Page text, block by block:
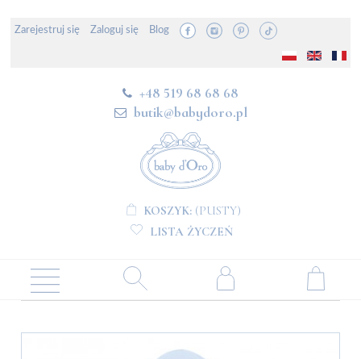
Zarejestruj się Zaloguj się Blog
+48 519 68 68 68
butik@babydoro.pl
KOSZYK: (PUSTY)
LISTA ŻYCZEŃ